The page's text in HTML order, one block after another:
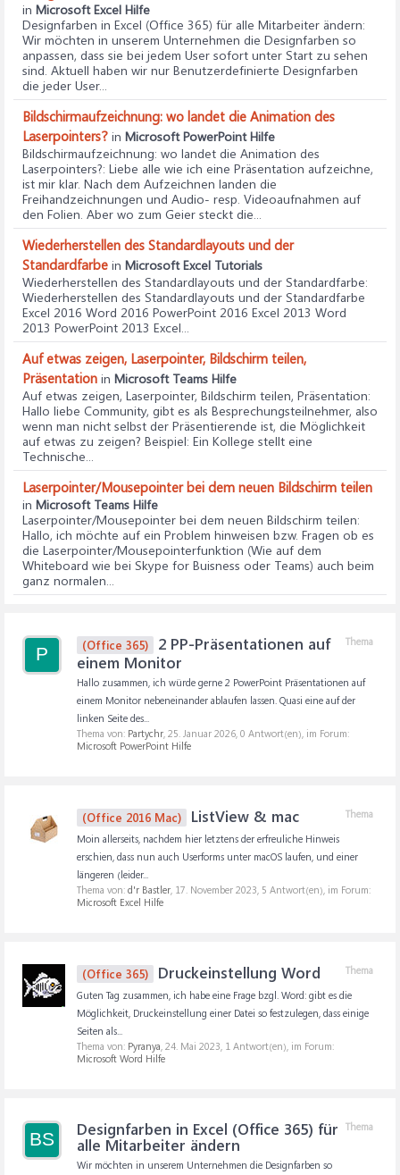
in Microsoft Excel Hilfe
Designfarben in Excel (Office 365) für alle Mitarbeiter ändern:
Wir möchten in unserem Unternehmen die Designfarben so
anpassen, dass sie bei jedem User sofort unter Start zu sehen
sind. Aktuell haben wir nur Benutzerdefinierte Designfarben
die jeder User...
Bildschirmaufzeichnung: wo landet die Animation des
Laserpointers? in Microsoft PowerPoint Hilfe
Bildschirmaufzeichnung: wo landet die Animation des
Laserpointers?: Liebe alle wie ich eine Präsentation aufzeichne,
ist mir klar. Nach dem Aufzeichnen landen die
Freihandzeichnungen und Audio- resp. Videoaufnahmen auf
den Folien. Aber wo zum Geier steckt die...
Wiederherstellen des Standardlayouts und der
Standardfarbe in Microsoft Excel Tutorials
Wiederherstellen des Standardlayouts und der Standardfarbe:
Wiederherstellen des Standardlayouts und der Standardfarbe
Excel 2016 Word 2016 PowerPoint 2016 Excel 2013 Word
2013 PowerPoint 2013 Excel...
Auf etwas zeigen, Laserpointer, Bildschirm teilen,
Präsentation in Microsoft Teams Hilfe
Auf etwas zeigen, Laserpointer, Bildschirm teilen, Präsentation:
Hallo liebe Community, gibt es als Besprechungsteilnehmer, also
wenn man nicht selbst der Präsentierende ist, die Möglichkeit
auf etwas zu zeigen? Beispiel: Ein Kollege stellt eine
Technische...
Laserpointer/Mousepointer bei dem neuen Bildschirm teilen
in Microsoft Teams Hilfe
Laserpointer/Mousepointer bei dem neuen Bildschirm teilen:
Hallo, ich möchte auf ein Problem hinweisen bzw. Fragen ob es
die Laserpointer/Mousepointerfunktion (Wie auf dem
Whiteboard wie bei Skype for Buisness oder Teams) auch beim
ganz normalen...
P
Thema
(Office 365)
2 PP-Präsentationen auf
einem Monitor
Hallo zusammen, ich würde gerne 2 PowerPoint Präsentationen auf
einem Monitor nebeneinander ablaufen lassen. Quasi eine auf der
linken Seite des...
Thema von: Partychr, 25. Januar 2026, 0 Antwort(en), im Forum:
Microsoft PowerPoint Hilfe
Thema
(Office 2016 Mac) ListView & mac
Moin allerseits, nachdem hier letztens der erfreuliche Hinweis
erschien, dass nun auch Userforms unter macOS laufen, und einer
längeren (leider...
Thema von: d'r Bastler, 17. November 2023, 5 Antwort(en), im Forum:
Microsoft Excel Hilfe
Thema
(Office 365) Druckeinstellung Word
Guten Tag zusammen, ich habe eine Frage bzgl. Word: gibt es die
Möglichkeit, Druckeinstellung einer Datei so festzulegen, dass einige
Seiten als...
Thema von: Pyranya, 24. Mai 2023, 1 Antwort(en), im Forum:
Microsoft Word Hilfe
BS
Thema
Designfarben in Excel (Office 365) für
alle Mitarbeiter ändern
Wir möchten in unserem Unternehmen die Designfarben so